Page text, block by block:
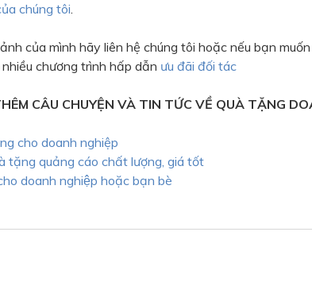
chúng tôi.
của mình hãy liên hệ chúng tôi hoặc nếu bạn
chương trình hấp dẫn ưu đãi đối tác
CÂU CHUYỆN VÀ TIN TỨC VỀ QUÀ TẶNG
cho doanh nghiệp
tặng quảng cáo chất lượng, giá tốt
doanh nghiệp hoặc bạn bè